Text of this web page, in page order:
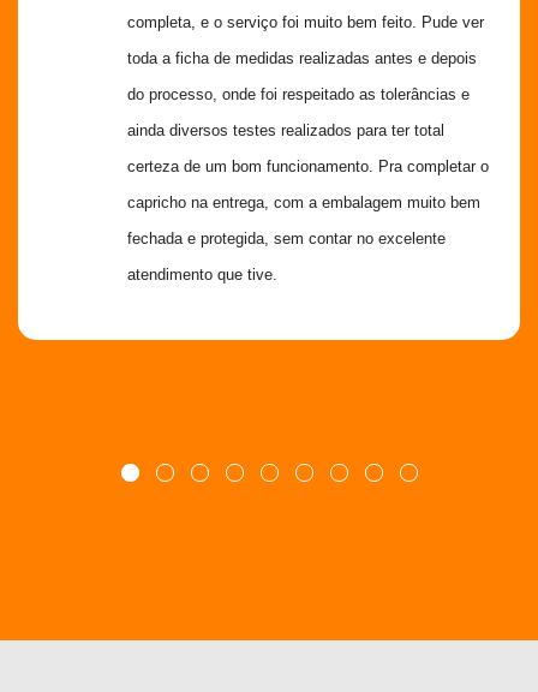
completa, e o serviço foi muito bem feito. Pude ver
toda a ficha de medidas realizadas antes e depois
do processo, onde foi respeitado as tolerâncias e
ainda diversos testes realizados para ter total
certeza de um bom funcionamento. Pra completar o
capricho na entrega, com a embalagem muito bem
fechada e protegida, sem contar no excelente
atendimento que tive.